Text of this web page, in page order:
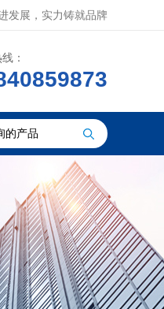
发展，实力铸就品牌
：